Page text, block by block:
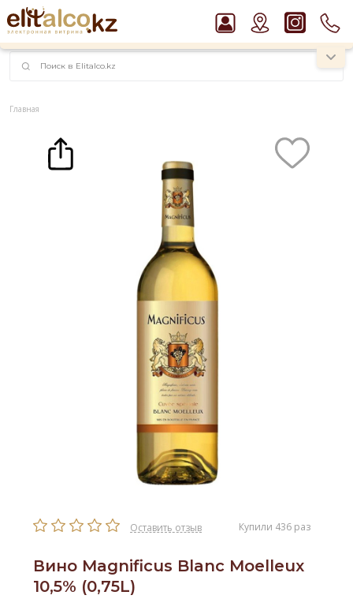
наименований!
instagram.com/rojo.kz
Рекомендуем
Пиво Guinness Draught 4,2% Can
Виски Talisker 10 YO Malt 45,8% in Box
Водка Smirnoff Red Vodka 37,5%
Джин Gordon`s London Dry Gin 37,5%
Ром Captain Morgan White 37,5%
Главная
Оставить отзыв Купили 436 раз
Вино Magnificus Blanc Moelleux
10,5% (0,75L)